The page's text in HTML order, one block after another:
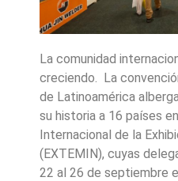
La comunidad
creciendo. La
de Latinoamérica
su historia a 16 países
Internacional de la
(EXTEMIN), cuyas
22 al 26 de septiembre